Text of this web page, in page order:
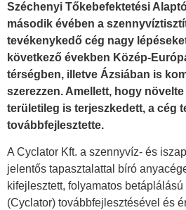
Széchenyi Tőkebefektetési
második évében a
tevékenykedő cég nagy
következő években Közép-
térségben, illetve Ázsiában is
szerezzen. Amellett, hogy
területileg is terjeszkedett, a cég
továbbfejlesztette.
A Cyclator Kft. a szennyvíz- és
jelentős tapasztalattal bíró
kifejlesztett, folyamatos
(Cyclator) továbbfejlesztésével és